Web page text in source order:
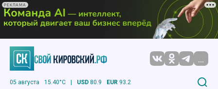
РЕКЛАМА
...
05 августа 15.40°C | USD 80.9 EUR 93.2